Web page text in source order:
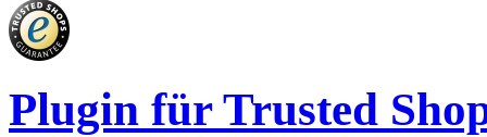
Plugin für Trusted